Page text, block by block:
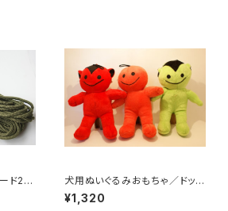
ド20
犬向
犬用ぬいぐるみおもちゃ／ドッグ
トイズ・スクイークフレンズ
¥1,320